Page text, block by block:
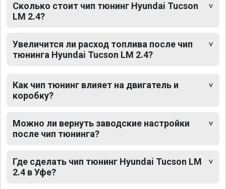
Сколько стоит чип тюнинг Hyundai Tucson
LM 2.4?
Увеличится ли расход топлива после чип
тюнинга Hyundai Tucson LM 2.4?
Как чип тюнинг влияет на двигатель и
коробку?
Можно ли вернуть заводские настройки
после чип тюнинга?
Где сделать чип тюнинг Hyundai Tucson LM
2.4 в Уфе?